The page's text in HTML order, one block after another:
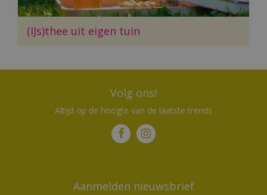
(IJs)thee uit eigen tuin
Volg ons!
Altijd op de hoogte van de laatste trends
Aanmelden nieuwsbrief